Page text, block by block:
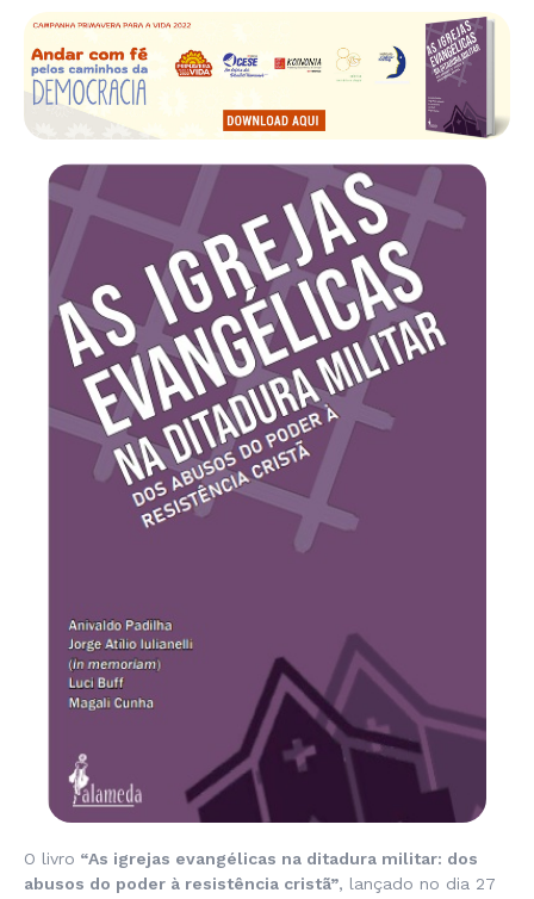
O livro “As igrejas evangélicas na ditadura militar: dos
abusos do poder à resistência cristã”, lançado no dia 27